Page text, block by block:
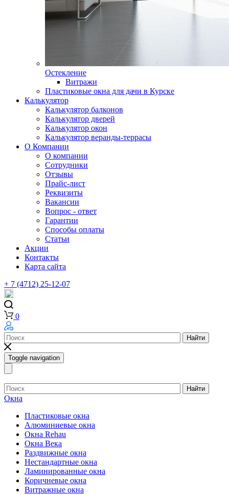
Остекление
Витражи
Пластиковые окна для дачи в Курске
Калькулятор
Калькулятор балконов
Калькулятор дверей
Калькулятор окон
Калькулятор веранды-террасы
О Компании
О компании
Сотрудники
Отзывы
Прайс-лист
Реквизиты
Вакансии
Вопрос - ответ
Гарантии
Способы оплаты
Статьи
Акции
Контакты
Карта сайта
+ 7 (4712) 25-12-07
0
Найти
Toggle navigation
Найти
Окна
Пластиковые окна
Алюминиевые окна
Окна Rehau
Окна Века
Раздвижные окна
Нестандартные окна
Ламинированные окна
Коричневые окна
Витражные окна